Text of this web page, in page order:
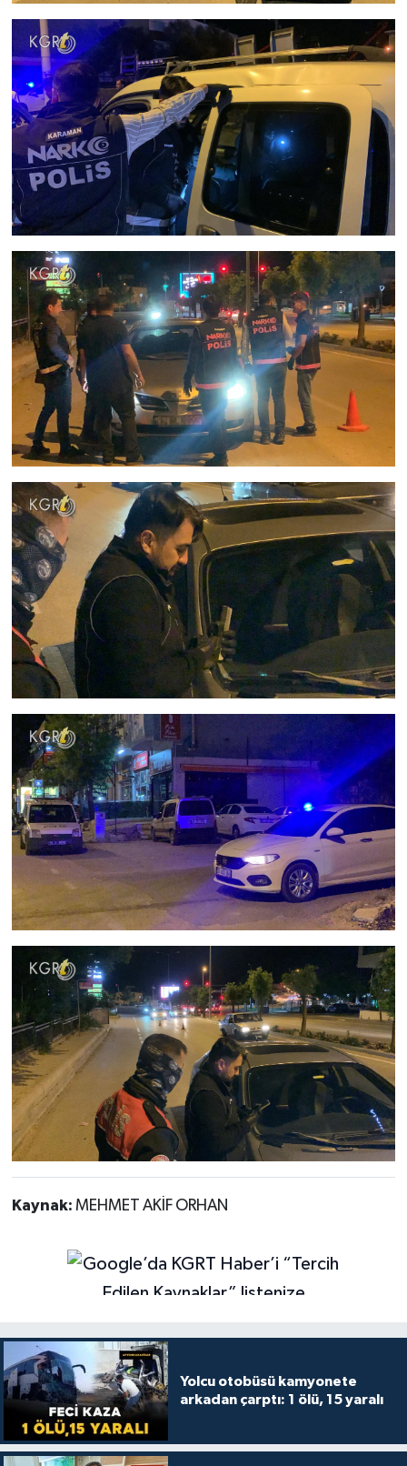
Kaynak: MEHMET AKİF ORHAN
Yolcu otobüsü kamyonete
arkadan çarptı: 1 ölü, 15 yaralı